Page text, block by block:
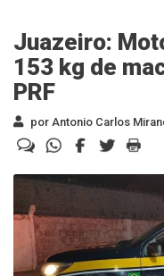
Juazeiro:
153 kg de
PRF
por Antonio Carlos